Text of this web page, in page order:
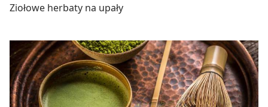
Ziołowe herbaty na upały